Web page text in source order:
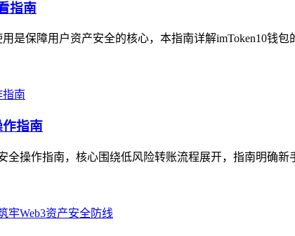
指南
是保障用户资产安全的核心，本指南详解imToken10钱
指南
全操作指南，核心围绕低风险转账流程展开，指南明确